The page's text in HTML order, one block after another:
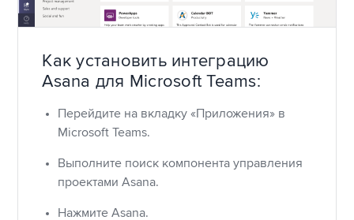
Как установить интеграцию
Asana для Microsoft Teams:
Перейдите на вкладку «Приложения» в
Microsoft Teams.
Выполните поиск компонента управления
проектами Asana.
Нажмите Asana.